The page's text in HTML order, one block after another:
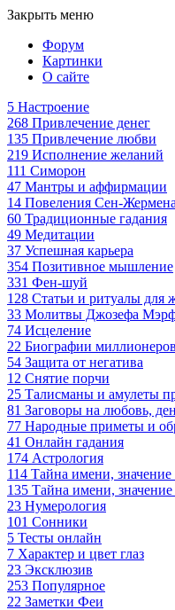
Закрыть меню
Форум
Картинки
О сайте
5 Настроение
268 Привлечение денег
135 Привлечение любви
219 Исполнение желаний
111 Симорон
47 Мантры и аффирмации
14 Повеления Сен-Жермена
60 Традиционные гадания
49 Медитации
37 Успешная карьера
354 Позитивное мышление
331 Фен-шуй
128 Статьи и ритуалы для
33 Молитвы Джозефа
74 Исцеление
22 Биографии миллионеров
54 Защита от негатива
12 Снятие порчи
25 Талисманы и амулеты
81 Заговоры на любовь,
77 Народные приметы и
41 Онлайн гадания
174 Астрология
114 Тайна имени,
135 Тайна имени,
23 Нумерология
101 Сонники
5 Тесты онлайн
7 Характер и цвет глаз
23 Эксклюзив
253 Популярное
22 Заметки Феи